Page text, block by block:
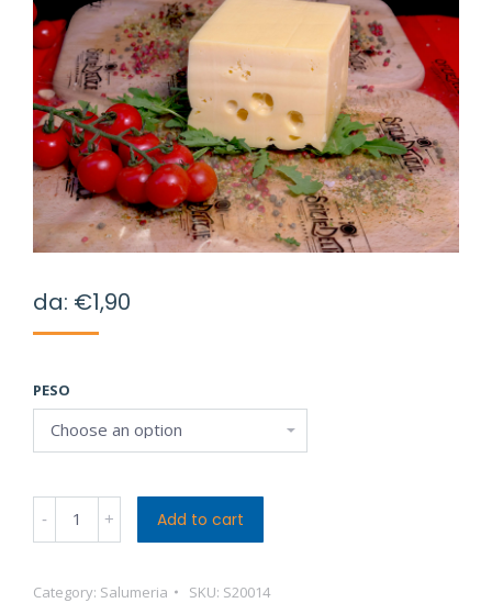
da: €1,90
PESO
Svizzero
Originale
Add to cart
Category: Salumeria SKU: S20014